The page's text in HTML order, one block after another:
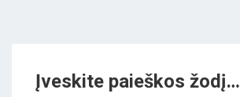
Įveskite paieškos žodį…